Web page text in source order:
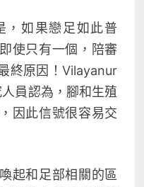
，如果戀足如此普
使只有一個，陪審
終原因！Vilayanur
員認為，腳和生殖
因此信號很容易交
起和足部相關的區